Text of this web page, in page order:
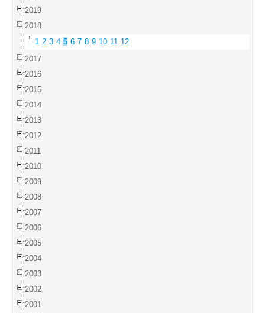
2019
2018
1 2 3 4 5 6 7 8 9 10 11 12
2017
2016
2015
2014
2013
2012
2011
2010
2009
2008
2007
2006
2005
2004
2003
2002
2001